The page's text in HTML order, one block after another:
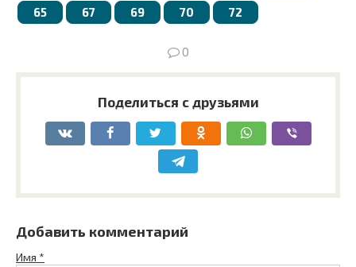
65 67 69 70 72
0
Поделиться с друзьями
Добавить комментарий
Имя *